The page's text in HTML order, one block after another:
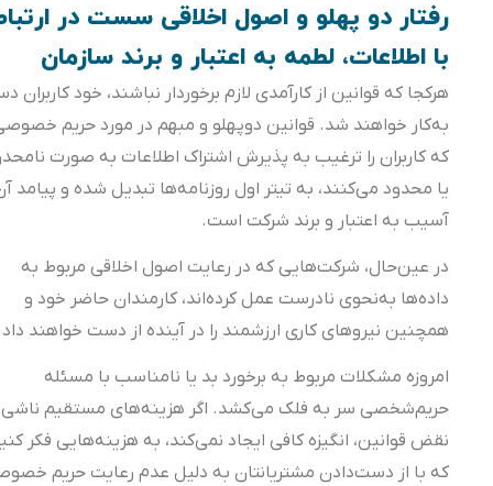
رفتار دو پهلو و اصول اخلاقی سست در ارتباط
با اطلاعات، لطمه به اعتبار و برند سازمان
هرکجا که قوانین از کارآمدی لازم برخوردار نباشند، خود کاربران دست
به‌کار خواهند شد. قوانین دوپهلو و مبهم در مورد حریم خصوصی
که کاربران را ترغیب به پذیرش اشتراک اطلاعات به صورت نامحدود
یا محدود می‌کنند، به تیتر اول روزنامه‌ها تبدیل شده و پیامد آن
آسیب به اعتبار و برند شرکت است.
در عین‌حال، شرکت‌هایی که در رعایت اصول اخلاقی مربوط به
داده‌ها به‌نحوی نادرست عمل کرده‌اند، کارمندان حاضر خود و
همچنین نیروهای کاری ارزشمند را در آینده از دست خواهند داد.
امروزه مشکلات مربوط به برخورد بد یا نامناسب با مسئله
حریم‌شخصی سر به فلک می‌کشد. اگر هزینه‌های مستقیم ناشی از
نقض قوانین، انگیزه کافی ایجاد نمی‌کند، به هزینه‌هایی فکر کنید
که با از دست‌دادن مشتریانتان به دلیل عدم رعایت حریم خصوصی